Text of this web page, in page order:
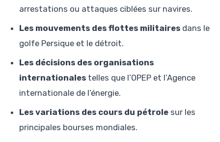
arrestations ou attaques ciblées sur navires.
Les mouvements des flottes militaires dans le
golfe Persique et le détroit.
Les décisions des organisations
internationales telles que l’OPEP et l’Agence
internationale de l’énergie.
Les variations des cours du pétrole sur les
principales bourses mondiales.